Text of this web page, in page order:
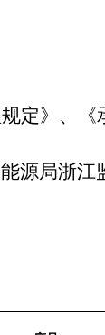
定》、
源局浙